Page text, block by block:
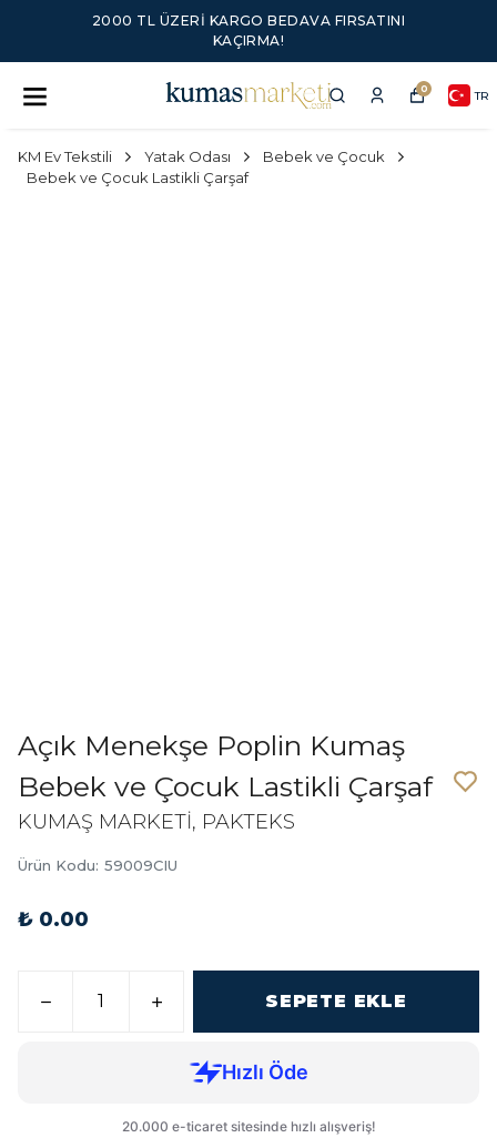
2000 TL ÜZERI KARGO BEDAVA FIRSATINI
KAÇIRMA!
0 TR
KM Ev Tekstili Yatak Odası
Bebek ve Çocuk
Bebek ve Çocuk Lastikli Çarşaf
Açık Menekşe Poplin Kumaş
Bebek ve Çocuk Lastikli Çarşaf
KUMAŞ MARKETİ, PAKTEKS
Ürün Kodu: 59009CIU
₺ 0.00
SEPETE EKLE